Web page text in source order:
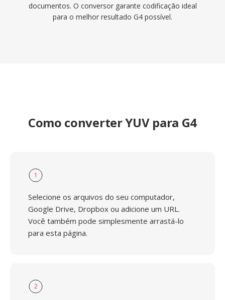
documentos. O conversor garante codificação ideal
para o melhor resultado G4 possível.
Como converter YUV para G4
1
Selecione os arquivos do seu computador,
Google Drive, Dropbox ou adicione um URL.
Você também pode simplesmente arrastá-lo
para esta página.
2